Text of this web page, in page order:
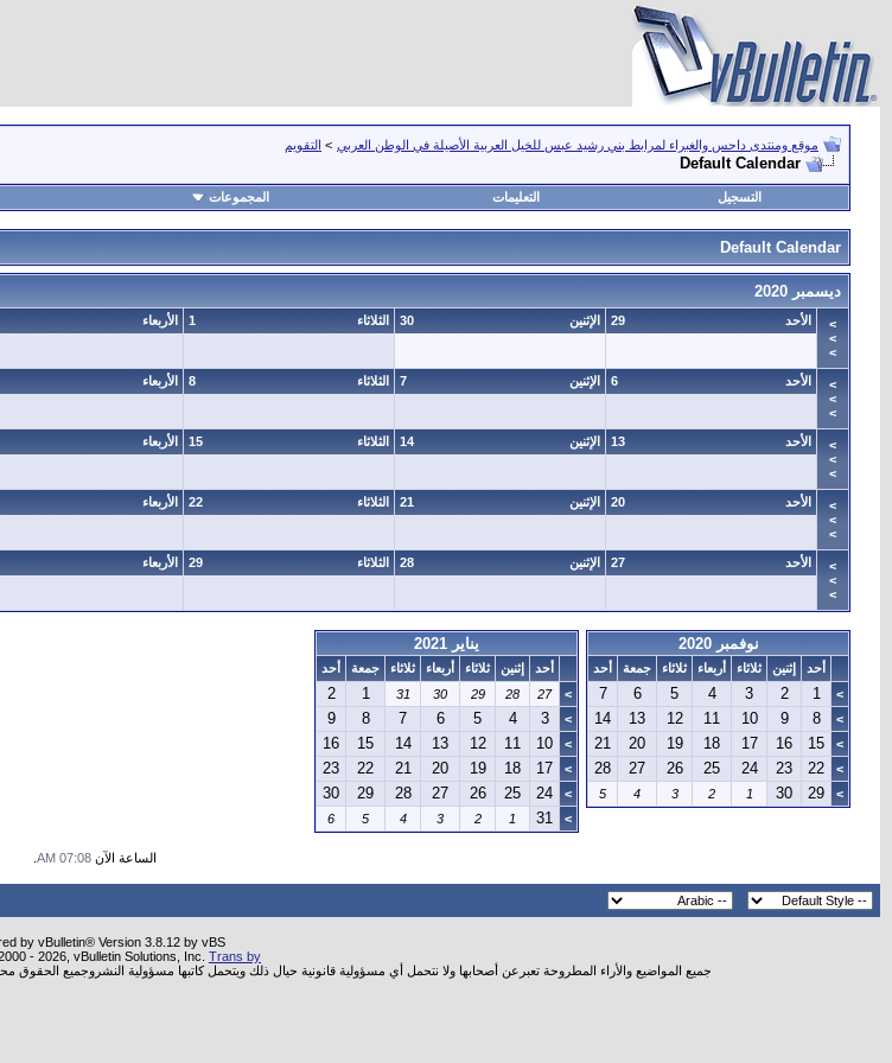
موقع ومنتدى داحس والغبراء لمرابط بني رشيد عبس للخيل العربية الأصيلة في الوطن العربي > التقويم
Default Calendar
التسجيل التعليمات المجموعات
Default Calendar
ديسمبر 2020
>
>
>
29 الأحد 30 الإثنين 1 الثلاثاء الأربعاء
>
>
>
6 الأحد 7 الإثنين 8 الثلاثاء الأربعاء
>
>
>
13 الأحد 14 الإثنين 15 الثلاثاء الأربعاء
>
>
>
20 الأحد 21 الإثنين 22 الثلاثاء الأربعاء
>
>
>
27 الأحد 28 الإثنين 29 الثلاثاء الأربعاء
نوفمبر 2020
أحد إثنين ثلاثاء أربعاء ثلاثاء جمعة
أحد
>
1
2
3
4
5
6
7
>
8
9
10
11
12
13
14
>
15
16
17
18
19
20
21
>
22
23
24
25
26
27
28
>
29
30
1
2
3
4
5
يناير 2021
أحد إثنين ثلاثاء أربعاء ثلاثاء جمعة
أحد
>
27
28
29
30
31
1
2
>
3
4
5
6
7
8
9
>
10
11
12
13
14
15
16
>
17
18
19
20
21
22
23
>
24
25
26
27
28
29
30
>
31
1
2
3
4
5
6
الساعة الآن 07:08 AM
by vBulletin® Version 3.8.12 by vBS
- 2026, vBulletin Solutions, Inc. Trans by
جميع المواضيع والأراء المطروحة تعبرعن أصحابها ولا نتحمل أي مسؤولية قانونية حيال ذلك ويتحمل كاتبها مسؤولية النشروجميع